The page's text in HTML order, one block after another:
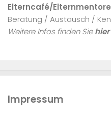
Elterncafé/
Beratung / Austausch /
Weitere Infos finden Siehier
Impressum